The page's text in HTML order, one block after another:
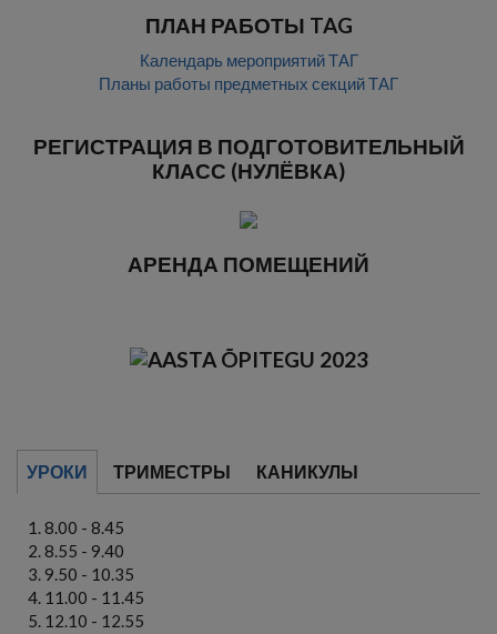
ПЛАН РАБОТЫ TAG
Календарь мероприятий ТАГ
Планы работы предметных секций ТАГ
РЕГИСТРАЦИЯ В ПОДГОТОВИТЕЛЬНЫЙ
КЛАСС (НУЛЁВКА)
АРЕНДА ПОМЕЩЕНИЙ
УРОКИ ТРИМЕСТРЫ КАНИКУЛЫ
8.00 - 8.45
8.55 - 9.40
9.50 - 10.35
11.00 - 11.45
12.10 - 12.55